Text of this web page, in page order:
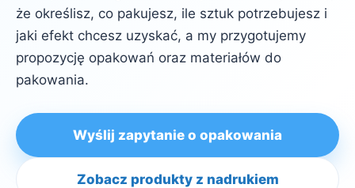
że określisz, co pakujesz, ile sztuk potrzebujesz i
jaki efekt chcesz uzyskać, a my przygotujemy
propozycję opakowań oraz materiałów do
pakowania.
Wyślij zapytanie o opakowania
Zobacz produkty z nadrukiem